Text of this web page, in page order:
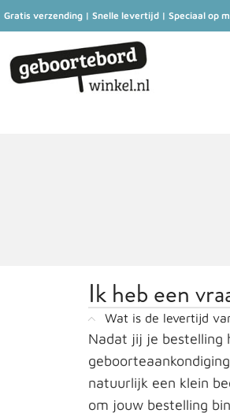
Gratis verzending | Snelle levertijd | Speciaal op
Ik heb een
Wat is de levertijd
Nadat jij je bestelling
natuurlijk een klein
om jouw bestelling